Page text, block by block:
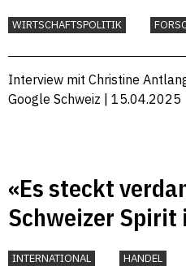
WIRTSCHAFTSPOLITIK
Interview mit Christine
Google Schweiz | 15.04.2025
«Es steckt
Schweizer Spirit
Produkten»
INTERNATIONAL HANDEL